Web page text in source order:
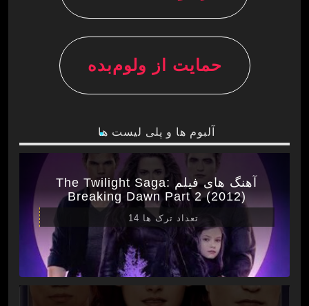
حمایت از ولوم‌بده
آلبوم ها و پلی لیست ها
آهنگ های فیلم The Twilight Saga:
Breaking Dawn Part 2 (2012)
تعداد ترک ها 14